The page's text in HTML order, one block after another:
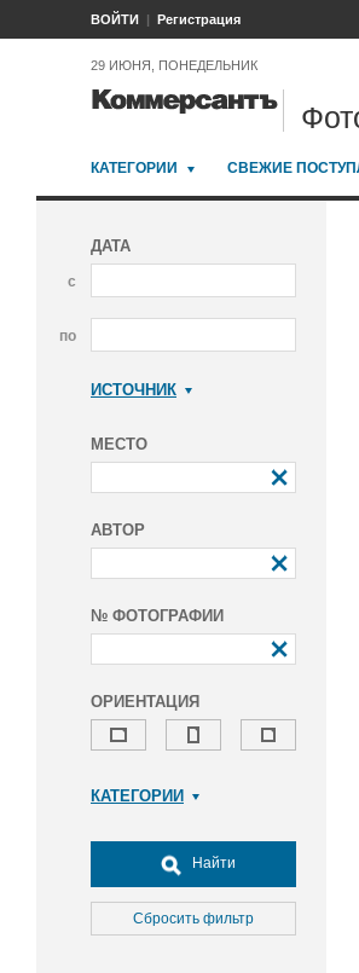
ВОЙТИ Регистрация
29 ИЮНЯ, ПОНЕДЕЛЬНИК
КАТЕГОРИИ СВЕЖИЕ
ДАТА
с
по
ИСТОЧНИК
МЕСТО
АВТОР
№ ФОТОГРАФИИ
ОРИЕНТАЦИЯ
КАТЕГОРИИ
Досуг, туризм и отдых
Культура
Медицина
Найти
Сбросить фильтр